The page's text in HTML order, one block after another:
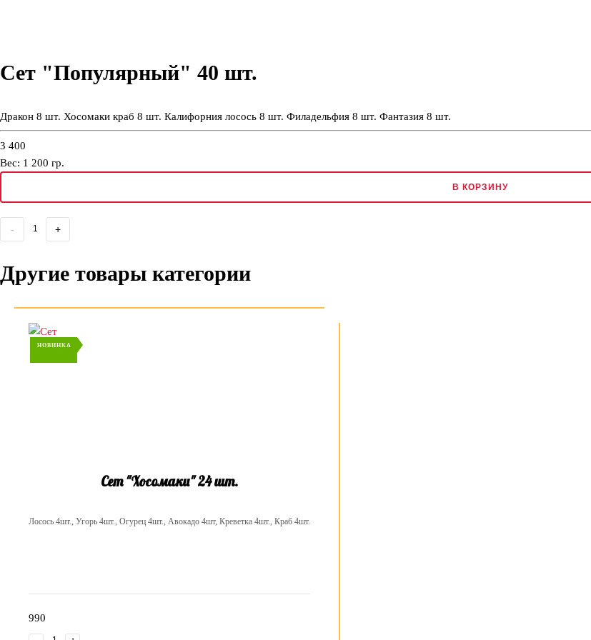
Сет "Популярный" 40 шт.
Дракон 8 шт. Хосомаки краб 8 шт. Калифорния лосось 8 шт. Филадельфия 8 шт. Фантазия 8 шт.
3 400
Вес: 1 200 гр.
В КОРЗИНУ
- +
Другие товары категории
НОВИНКА
Сет "Хосомаки" 24 шт.
Лосось 4шт., Угорь 4шт., Огурец 4шт., Авокадо 4шт, Креветка 4шт., Краб 4шт.
990